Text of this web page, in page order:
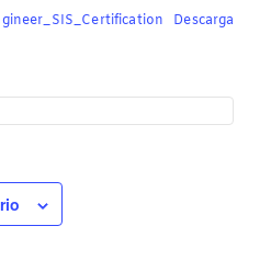
Descarga